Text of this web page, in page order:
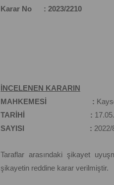
Karar No : 2023/2210
İNCELENEN KARARIN
MAHKEMESİ :
TARİHİ :
SAYISI :
Taraflar arasındaki şikayet
şikayetin reddine karar verilmiştir.